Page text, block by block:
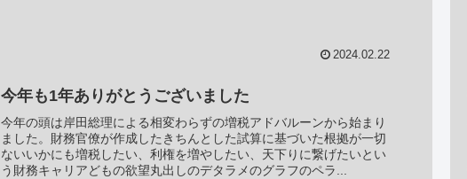
2024.02.22
今年も1年ありがとうございました
今年の頭は岸田総理による相変わらずの増税アドバルーンから始まり
ました。財務官僚が作成したきちんとした試算に基づいた根拠が一切
ないいかにも増税したい、利権を増やしたい、天下りに繋げたいとい
う財務キャリアどもの欲望丸出しのデタラメのグラフのペラ...